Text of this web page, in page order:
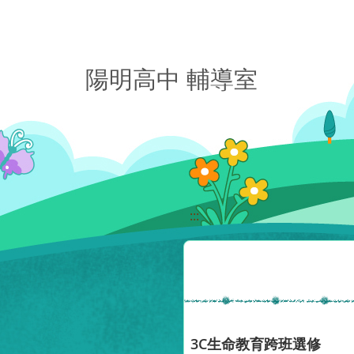
陽明高中 輔導室
:::
3C生命教育跨班選修